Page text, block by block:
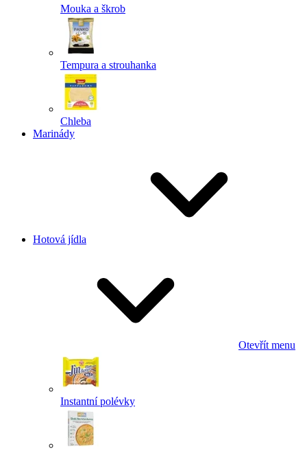
Mouka a škrob
Tempura a strouhanka
Chleba
Marinády
Hotová jídla
Otevřít menu
Instantní polévky